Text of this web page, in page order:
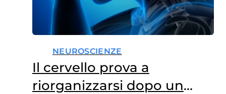
NEUROSCIENZE
Il cervello prova a
riorganizzarsi dopo un